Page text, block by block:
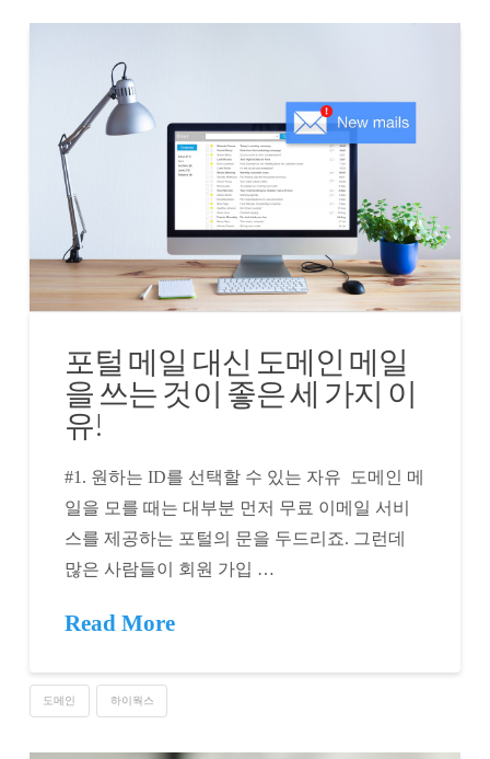
포털 메일 대신 도메인 메일
을 쓰는 것이 좋은 세 가지 이
유!
#1. 원하는 ID를 선택할 수 있는 자유 도메인 메
일을 모를 때는 대부분 먼저 무료 이메일 서비
스를 제공하는 포털의 문을 두드리죠. 그런데
많은 사람들이 회원 가입 …
Read More
도메인 하이웍스